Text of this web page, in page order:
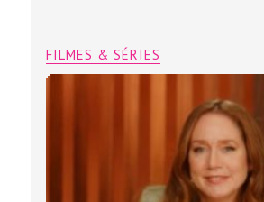
FILMES & SÉRIES